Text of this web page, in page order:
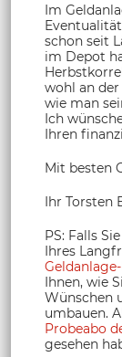
Im
schon seit
im Depot
wohl an der
wie man
Ich
Ihren
Mit besten
Ihr Torsten
PS: Falls
Ihres
Ihnen, wie
Wünschen
umbauen.
Probeabo
gesehen